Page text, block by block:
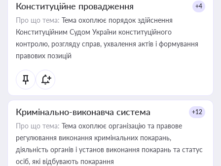
Конституційне провадження +4
Про що тема: Тема охоплює порядок здійснення
Конституційним Судом України конституційного
контролю, розгляду справ, ухвалення актів і формування
правових позицій
Кримінально-виконавча система +12
Про що тема: Тема охоплює організацію та правове
регулювання виконання кримінальних покарань,
діяльність органів і установ виконання покарань та статус
осіб, які відбувають покарання